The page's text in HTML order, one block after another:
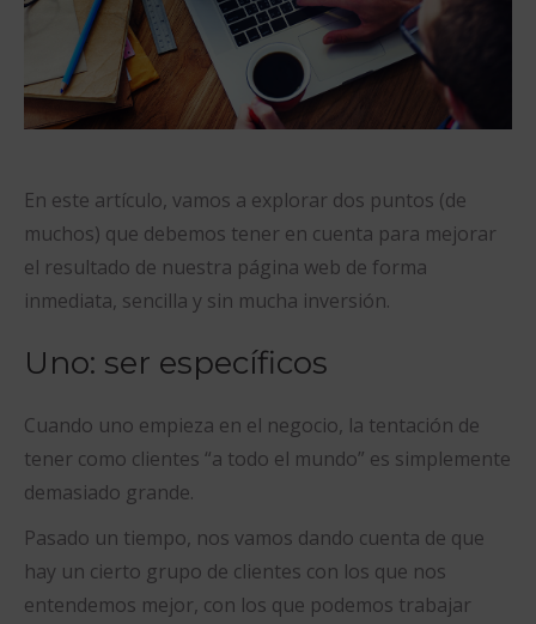
En este artículo, vamos a explorar dos puntos (de
muchos) que debemos tener en cuenta para mejorar
el resultado de nuestra página web de forma
inmediata, sencilla y sin mucha inversión.
Uno: ser específicos
Cuando uno empieza en el negocio, la tentación de
tener como clientes “a todo el mundo” es simplemente
demasiado grande.
Pasado un tiempo, nos vamos dando cuenta de que
hay un cierto grupo de clientes con los que nos
entendemos mejor, con los que podemos trabajar